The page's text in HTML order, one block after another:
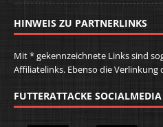
HINWEIS ZU PARTNERLINKS
Mit * gekennzeichnete Links sind
Affiliatelinks. Ebenso die Verlinkung
FUTTERATTACKE SOCIALMEDIA